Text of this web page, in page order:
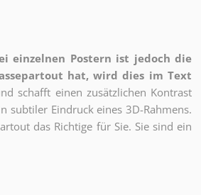
einzelnen Postern ist jedoch die
hat, wird dies im Text
schafft einen zusätzlichen Kontrast
subtiler Eindruck eines 3D-Rahmens.
das Richtige für Sie. Sie sind ein